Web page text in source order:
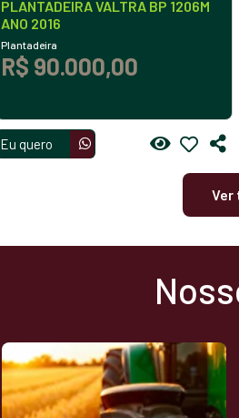
PLANTADEIRA VALTRA BP 1206M
ANO 2016
Plantadeira
R$ 90.000,00
Eu quero
Ver